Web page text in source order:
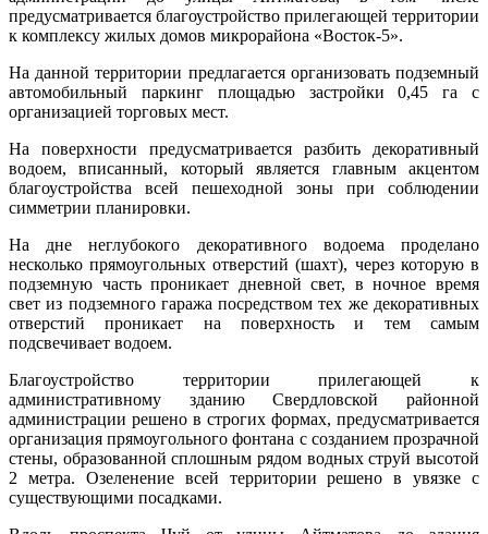
предусматривается благоустройство прилегающей территории
к комплексу жилых домов микрорайона «Восток-5».
На данной территории предлагается организовать подземный
автомобильный паркинг площадью застройки 0,45 га с
организацией торговых мест.
На поверхности предусматривается разбить декоративный
водоем, вписанный, который является главным акцентом
благоустройства всей пешеходной зоны при соблюдении
симметрии планировки.
На дне неглубокого декоративного водоема проделано
несколько прямоугольных отверстий (шахт), через которую в
подземную часть проникает дневной свет, в ночное время
свет из подземного гаража посредством тех же декоративных
отверстий проникает на поверхность и тем самым
подсвечивает водоем.
Благоустройство территории прилегающей к
административному зданию Свердловской районной
администрации решено в строгих формах, предусматривается
организация прямоугольного фонтана с созданием прозрачной
стены, образованной сплошным рядом водных струй высотой
2 метра. Озеленение всей территории решено в увязке с
существующими посадками.